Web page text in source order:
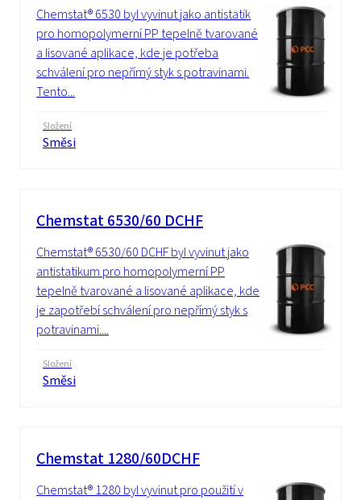
Chemstat® 6530 byl vyvinut jako antistatik
pro homopolymerní PP tepelně tvarované
a lisované aplikace, kde je potřeba
schválení pro nepřímý styk s potravinami.
Tento...
Složení
Směsi
Chemstat 6530/60 DCHF
Chemstat® 6530/60 DCHF byl vyvinut jako
antistatikum pro homopolymerní PP
tepelně tvarované a lisované aplikace, kde
je zapotřebí schválení pro nepřímý styk s
potravinami....
Složení
Směsi
Chemstat 1280/60DCHF
Chemstat® 1280 byl vyvinut pro použití v